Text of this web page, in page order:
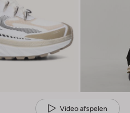
Video afspelen